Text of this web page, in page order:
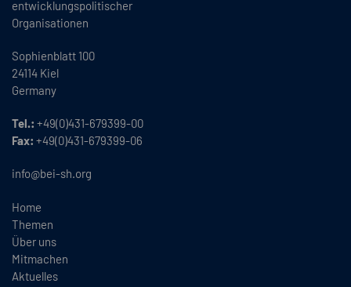
entwicklungspolitischer
Organisationen
Sophienblatt 100
24114 Kiel
Germany
Tel.: +49(0)431-679399-00
Fax: +49(0)431-679399-06
info@bei-sh.org
Home
Themen
Über uns
Mitmachen
Aktuelles